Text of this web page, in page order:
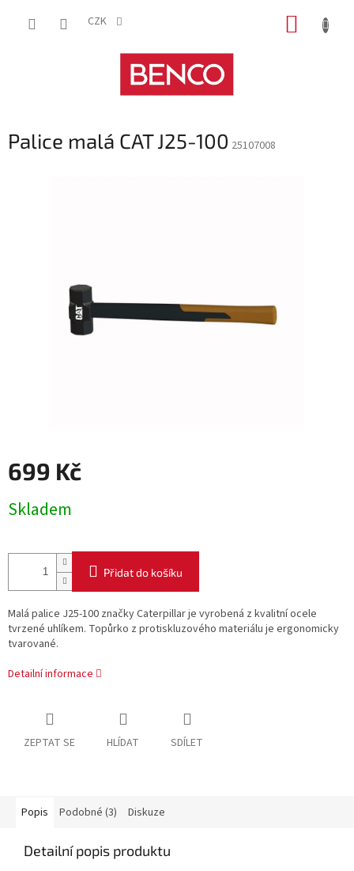
CZK
Palice malá CAT J25-100 25107008
699 Kč
cena:
Skladem
Přidat do košíku
Malá palice J25-100 značky Caterpillar je vyrobená z kvalitní ocele
tvrzené uhlíkem. Topůrko z protiskluzového materiálu je ergonomicky
tvarované.
Detailní informace
ZEPTAT SE HLÍDAT SDÍLET
Popis Podobné (3) Diskuze
Detailní popis produktu